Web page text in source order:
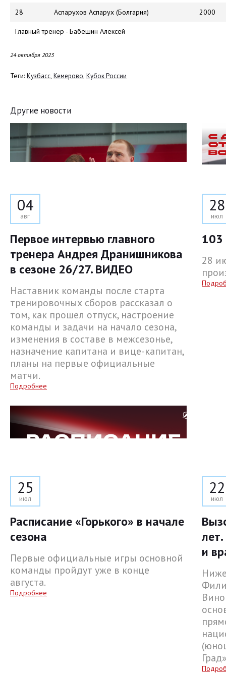
28 Аспарухов Аспарух (Болгария) 2000
Главный тренер - Бабешин Алексей
24 октября 2023
Теги: Кузбасс, Кемерово, Кубок России
Другие новости
04
авг
Первое интервью главного
тренера Андрея Дранишникова
в сезоне 26/27. ВИДЕО
Наставник команды после старта
тренировочных сборов рассказал о
том, как прошел отпуск, настроение
команды и задачи на начало сезона,
изменения в составе в межсезонье,
назначение капитана и вице-капитан,
планы на первые официальные
матчи.
Подробнее
28
июл
103
28
25
июл
Расписание «Горького» в начале
сезона
Первые официальные игры основной
команды пройдут уже в конце
августа.
Подробнее
22
июл
и